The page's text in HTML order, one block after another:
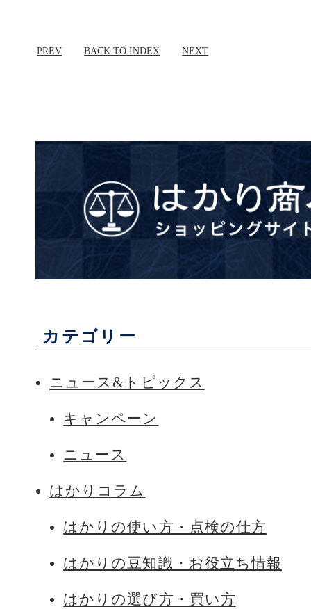
PREV BACK TO INDEX NEXT
カテゴリー
ニュース&トピックス
キャンペーン
ニュース
はかりコラム
はかりの使い方・点検の仕方
はかりの豆知識・お役立ち情報
はかりの選び方・買い方